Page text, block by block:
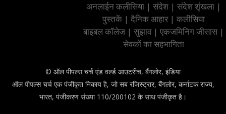
अनलाईन कलीसिया | संदेश | संदेश शृंखला |
पुस्तकें | दैनिक आहार | कलीसिया
बाइबल कॉलेज | सुझाव | एकजमिनिग जीसास |
सेवकों का सहभागिता
© ऑल पीपल्स चर्च एंड वर्ल्ड आउटरीच, बैंगलोर, इंडिया
ऑल पीपल्स चर्च एक पंजीकृत निकाय है, जो सब रजिस्ट्रार, बैंगलोर, कर्नाटक राज्य,
भारत, पंजीकरण संख्या 110/200102 के साथ पंजीकृत है।